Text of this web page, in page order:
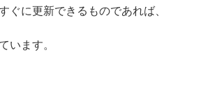
ぐに更新できるものであれば、
います。